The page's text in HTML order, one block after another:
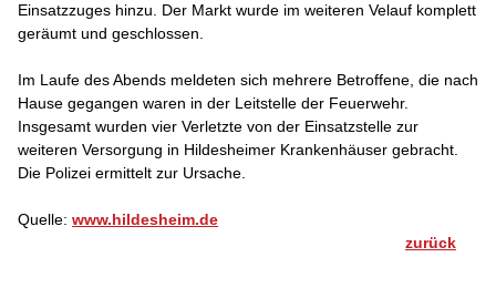
Einsatzzuges hinzu. Der Markt wurde im weiteren Velauf komplett
geräumt und geschlossen.
Im Laufe des Abends meldeten sich mehrere Betroffene, die nach
Hause gegangen waren in der Leitstelle der Feuerwehr.
Insgesamt wurden vier Verletzte von der Einsatzstelle zur
weiteren Versorgung in Hildesheimer Krankenhäuser gebracht.
Die Polizei ermittelt zur Ursache.
Quelle: www.hildesheim.de
zurück